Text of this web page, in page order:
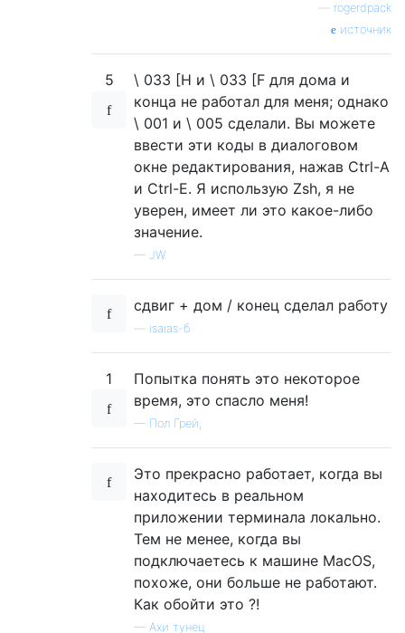
rogerdpack
источник
5
\ 033 [H и \ 033 [F для дома и
конца не работал для меня; однако
\ 001 и \ 005 сделали. Вы можете
ввести эти коды в диалоговом
окне редактирования, нажав Ctrl-A
и Ctrl-E. Я использую Zsh, я не
уверен, имеет ли это какое-либо
значение.
— JW.
сдвиг + дом / конец сделал работу
isaias-б
1
Попытка понять это некоторое
время, это спасло меня!
— Пол Грей,
Это прекрасно работает, когда вы
находитесь в реальном
приложении терминала локально.
Тем не менее, когда вы
подключаетесь к машине MacOS,
похоже, они больше не работают.
Как обойти это ?!
— Ахи тунец